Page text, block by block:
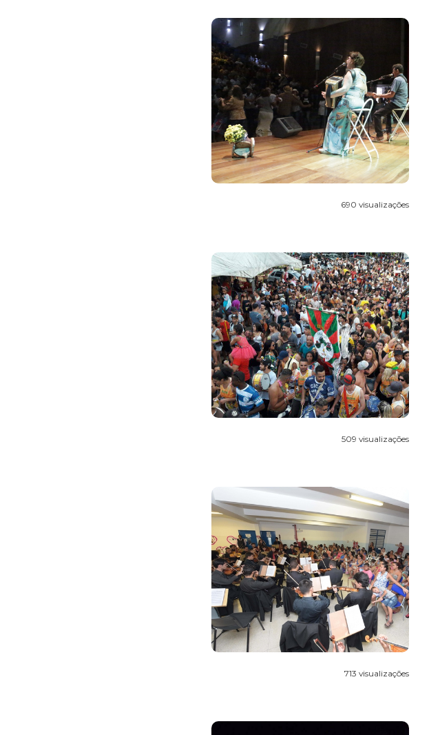
690 visualizações
509 visualizações
713 visualizações